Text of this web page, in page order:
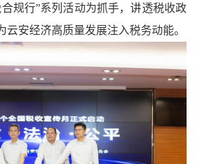
规行”系列活动为抓手，讲透税收政
云安经济高质量发展注入税务动能。